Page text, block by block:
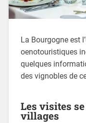
La Bourgogne est
oenotouristiques
quelques
des vignobles de
Les visites
villages